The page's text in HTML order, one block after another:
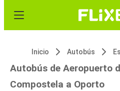
Inicio Autobús
Autobús de Aeropuerto
Compostela a Oporto